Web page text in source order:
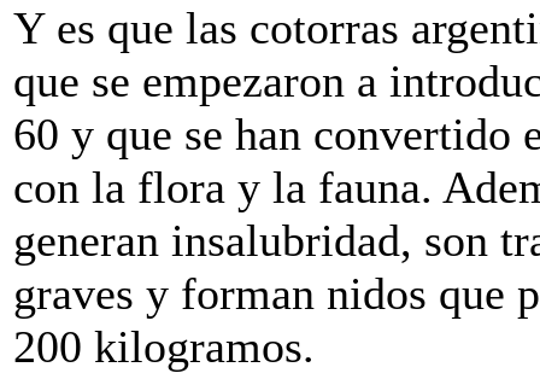
Y es que las cotorras
que se empezaron a
60 y que se han convertido
con la flora y la fauna.
generan insalubridad, son
graves y forman nidos que
200 kilogramos.